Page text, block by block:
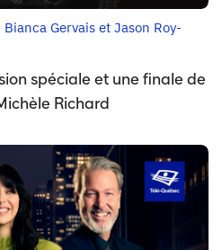
Gervais et Jason Roy-
spéciale et une finale de
Richard